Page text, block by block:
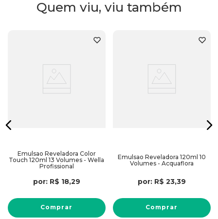
Quem viu, viu também
Emulsao Reveladora Color
Touch 120ml 13 Volumes - Wella
Profissional
por: R$ 18,29
Comprar
Emulsao Reveladora 120ml 10
Volumes - Acquaflora
por: R$ 23,39
Comprar